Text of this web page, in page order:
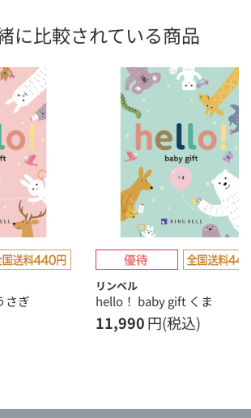
に比較されている商品
さぎ
リンベル
hello！ baby gift くま
11,990円(税込)